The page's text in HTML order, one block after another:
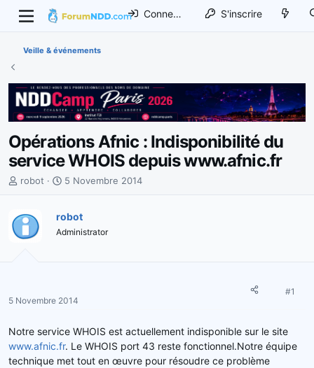
Connexion S'inscrire
Veille & événements
Opérations Afnic : Indisponibilité du
service WHOIS depuis www.afnic.fr
I
t
i
r
e
l
a
robot
D
e
d
u
5 Novembre 2014
robot
Administrator
5 Novembre 2014
#1
Notre service WHOIS est actuellement indisponible sur le site
www.afnic.fr. Le WHOIS port 43 reste fonctionnel.Notre équipe
technique met tout en œuvre pour résoudre ce problème